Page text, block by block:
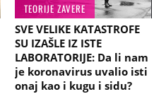
TEORIJE ZAVERE
SVE VELIKE KATASTROFE
SU IZAŠLE IZ ISTE
LABORATORIJE: Da li nam
je koronavirus uvalio isti
onaj kao i kugu i sidu?